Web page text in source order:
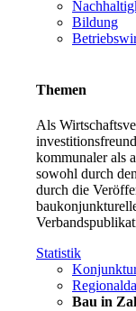
Bildung
Themen
Als
kommunaler als
sowohl durch
durch die
Statistik
Bau in